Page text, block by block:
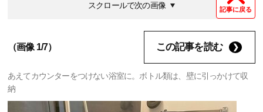
記事に戻る
スクロールで次の画像
（画像 1/7） この記事を読む
あえてカウンターをつけない浴室に。ボトル類は、壁に引っかけて収
納